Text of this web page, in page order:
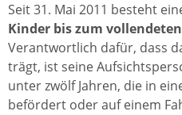
Seit 31. Mai 2011 besteht
Kinder bis zum
Verantwortlich dafür, dass
trägt, ist seine
unter zwölf Jahren, die in
befördert oder auf einem